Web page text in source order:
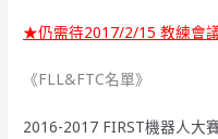
★仍需待2017/2/15 教練會
《FLL&FTC名單》
2016-2017 FIRST機器人大